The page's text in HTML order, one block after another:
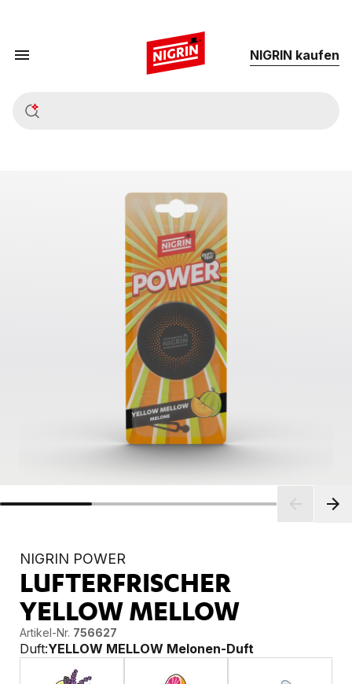
NIG­RIN kau­fen
NIGRIN POWER
LUFTERFRISCHER
YELLOW MELLOW
Artikel-Nr. 756627
Duft:YELLOW MELLOW Melonen-Duft